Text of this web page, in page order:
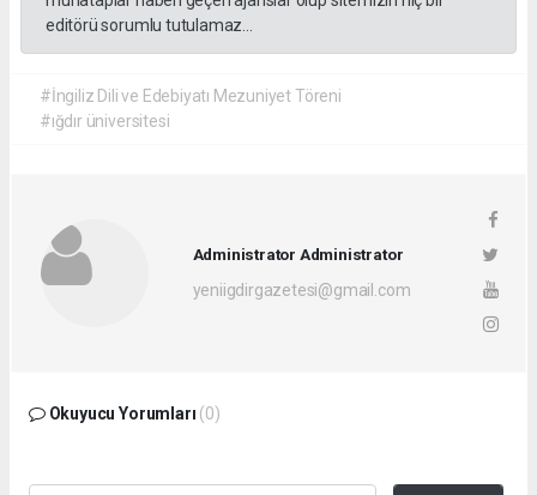
editörü sorumlu tutulamaz...
#İngiliz Dili ve Edebiyatı Mezuniyet Töreni
#ığdır üniversitesi
Administrator Administrator
yeniigdirgazetesi@gmail.com
Okuyucu Yorumları (0)